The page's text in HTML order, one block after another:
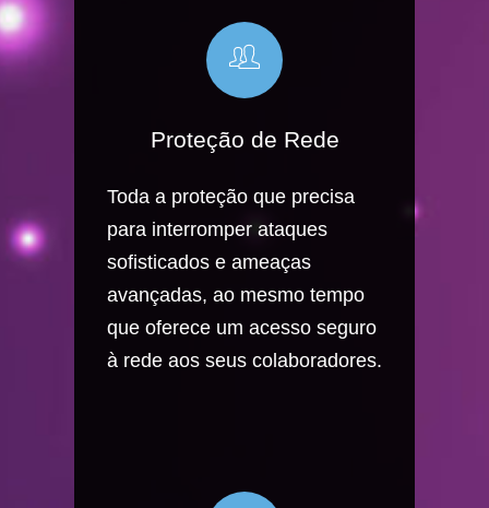
Proteção de Rede
Toda a proteção que precisa
para interromper ataques
sofisticados e ameaças
avançadas, ao mesmo tempo
que oferece um acesso seguro
à rede aos seus colaboradores.